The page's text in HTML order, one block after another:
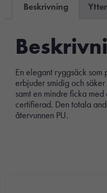
Beskrivning
En elegant ryggsäck
erbjuder smidig och
samt en mindre ficka
certifierad. Den totala
återvunnen PU.